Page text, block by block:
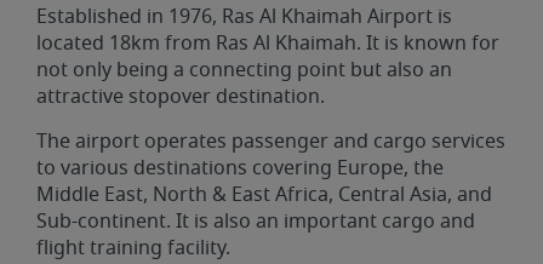
Established in 1976, Ras Al Khaimah Airport is
located 18km from Ras Al Khaimah. It is known for
not only being a connecting point but also an
attractive stopover destination.
The airport operates passenger and cargo services
to various destinations covering Europe, the
Middle East, North & East Africa, Central Asia, and
Sub-continent. It is also an important cargo and
flight training facility.